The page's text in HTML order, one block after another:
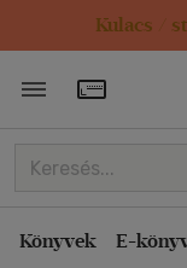
Kulacs /
Könyvek E-